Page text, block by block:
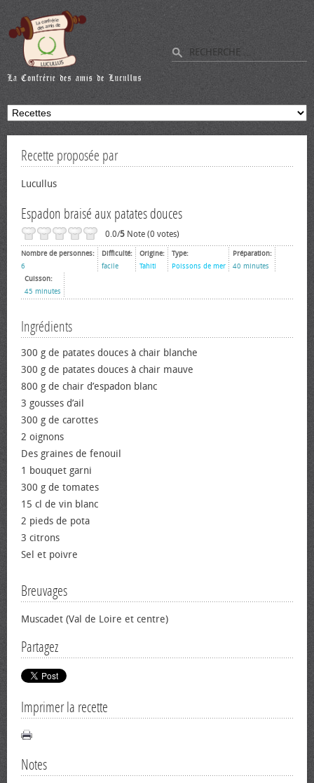
Recette proposée par
Lucullus
Espadon braisé aux patates douces
0.0/5 Note (0 votes)
Nombre de personnes:
6
Difficulté:
facile
Origine:
Tahiti
Type:
Poissons de mer
Préparation:
40 minutes
Cuisson:
45 minutes
Ingrédients
300 g de patates douces à chair blanche
300 g de patates douces à chair mauve
800 g de chair d’espadon blanc
3 gousses d’ail
300 g de carottes
2 oignons
Des graines de fenouil
1 bouquet garni
300 g de tomates
15 cl de vin blanc
2 pieds de pota
3 citrons
Sel et poivre
Breuvages
Muscadet (Val de Loire et centre)
Partagez
Imprimer la recette
Notes